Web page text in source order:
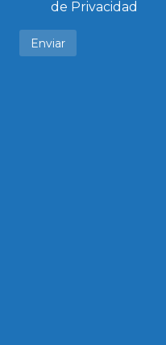
de Privacidad